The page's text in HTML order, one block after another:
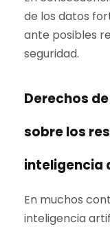
de los datos
ante posibles
seguridad.
Derechos
sobre los
inteligencia
En muchos
inteligencia